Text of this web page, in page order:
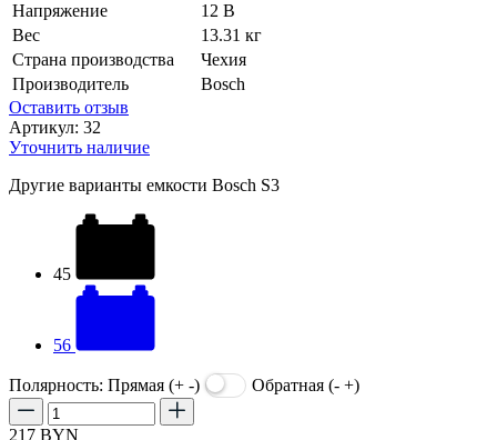
Напряжение
12 В
Вес
13.31 кг
Страна производства
Чехия
Производитель
Bosch
Оставить отзыв
Артикул: 32
Уточнить наличие
Другие варианты емкости Bosch S3
45
56
Полярность: Прямая (+ -) Обратная (- +)
217 BYN